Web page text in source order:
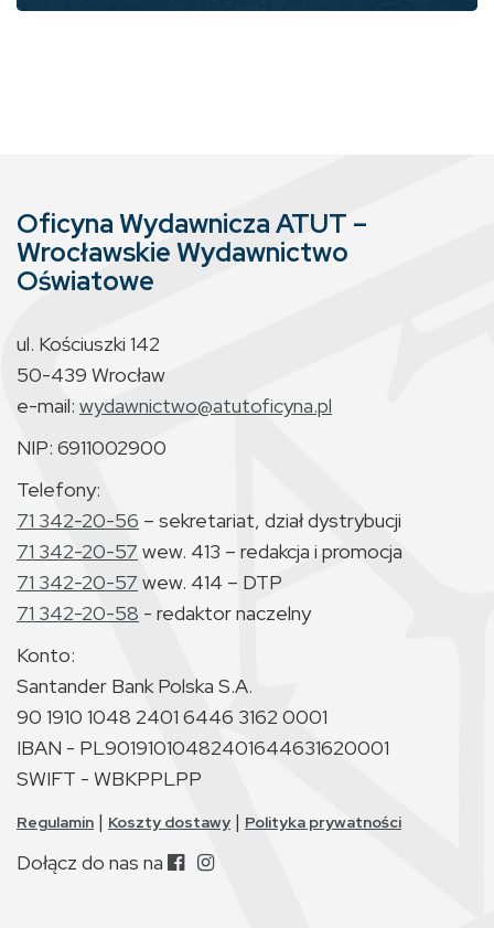
Oficyna Wydawnicza ATUT –
Wrocławskie Wydawnictwo
Oświatowe
ul. Kościuszki 142
50-439 Wrocław
e-mail: wydawnictwo@atutoficyna.pl
NIP: 6911002900
Telefony:
71 342-20-56 – sekretariat, dział dystrybucji
71 342-20-57 wew. 413 – redakcja i promocja
71 342-20-57 wew. 414 – DTP
71 342-20-58 - redaktor naczelny
Konto:
Santander Bank Polska S.A.
90 1910 1048 2401 6446 3162 0001
IBAN - PL90191010482401644631620001
SWIFT - WBKPPLPP
Regulamin | Koszty dostawy | Polityka prywatności
Dołącz do nas na